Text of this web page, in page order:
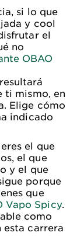
si lo que
y cool
el
no
OBAO
ti mismo, en
Elige cómo
indicado
el que
el que
y el que
porque
que
Vapo Spicy.
como
carrera